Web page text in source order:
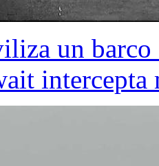
un barco
intercepta